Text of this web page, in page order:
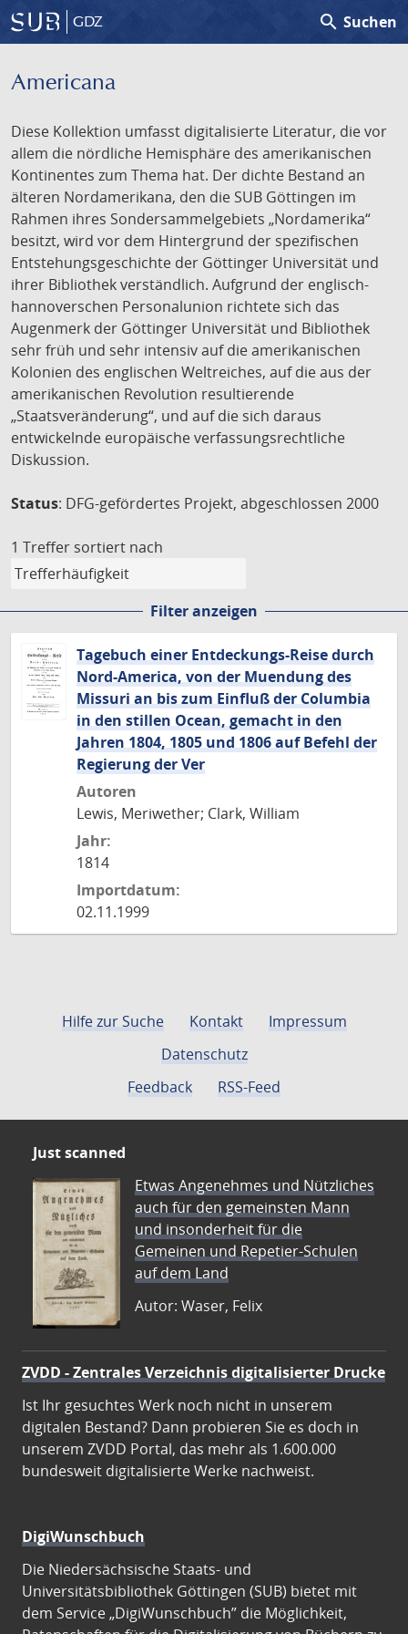
GDZ search Suchen
Americana
Diese Kollektion umfasst digitalisierte Literatur, die vor
allem die nördliche Hemisphäre des amerikanischen
Kontinentes zum Thema hat. Der dichte Bestand an
älteren Nordamerikana, den die SUB Göttingen im
Rahmen ihres Sondersammelgebiets „Nordamerika“
besitzt, wird vor dem Hintergrund der spezifischen
Entstehungsgeschichte der Göttinger Universität und
ihrer Bibliothek verständlich. Aufgrund der englisch-
hannoverschen Personalunion richtete sich das
Augenmerk der Göttinger Universität und Bibliothek
sehr früh und sehr intensiv auf die amerikanischen
Kolonien des englischen Weltreiches, auf die aus der
amerikanischen Revolution resultierende
„Staatsveränderung“, und auf die sich daraus
entwickelnde europäische verfassungsrechtliche
Diskussion.
Status: DFG-gefördertes Projekt, abgeschlossen 2000
1 Treffer sortiert nach
Filter anzeigen
Tagebuch einer Entdeckungs-Reise durch
Nord-America, von der Muendung des
Missuri an bis zum Einfluß der Columbia
in den stillen Ocean, gemacht in den
Jahren 1804, 1805 und 1806 auf Befehl der
Regierung der Ver
Autoren
Lewis, Meriwether; Clark, William
Jahr:
1814
Importdatum:
02.11.1999
Hilfe zur Suche Kontakt
Impressum
Datenschutz
Feedback
RSS-Feed
Just scanned
Etwas Angenehmes und Nützliches
auch für den gemeinsten Mann
und insonderheit für die
Gemeinen und Repetier-Schulen
auf dem Land
Autor: Waser, Felix
ZVDD - Zentrales Verzeichnis digitalisierter Drucke
Ist Ihr gesuchtes Werk noch nicht in unserem
digitalen Bestand? Dann probieren Sie es doch in
unserem ZVDD Portal, das mehr als 1.600.000
bundesweit digitalisierte Werke nachweist.
DigiWunschbuch
Die Niedersächsische Staats- und
Universitätsbibliothek Göttingen (SUB) bietet mit
dem Service „DigiWunschbuch” die Möglichkeit,